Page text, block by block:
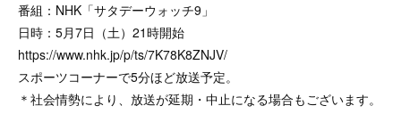
番組：NHK「サタデーウォッチ9」
日時：5月7日（土）21時開始
https://www.nhk.jp/p/ts/7K78K8ZNJV/
スポーツコーナーで5分ほど放送予定。
＊社会情勢により、放送が延期・中止になる場合もございます。